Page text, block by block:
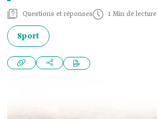
Questions et réponses 1 Min de lecture
Sport